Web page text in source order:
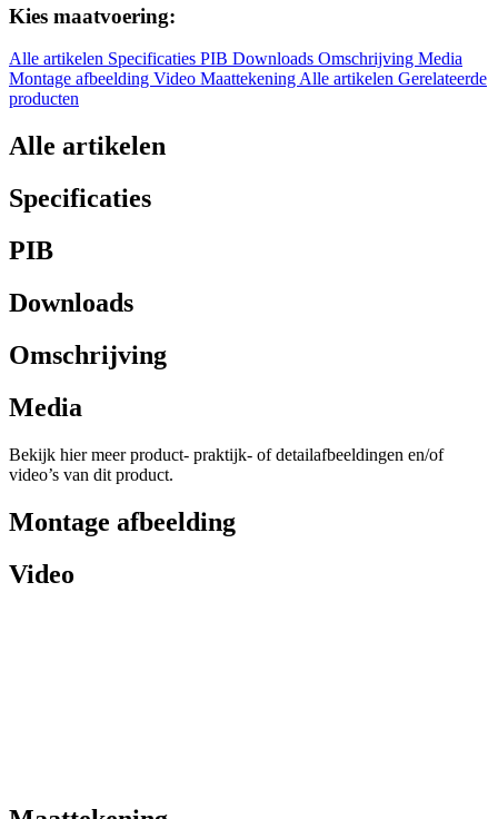
Kies maatvoering:
Alle artikelen Specificaties PIB Downloads Omschrijving Media
Montage afbeelding Video MaattekeningAlle artikelen Gerelateerde
producten
Alle artikelen
Specificaties
PIB
Downloads
Omschrijving
Media
Bekijk hier meer product- praktijk- of detailafbeeldingen en/of
video’s van dit product.
Montage afbeelding
Video